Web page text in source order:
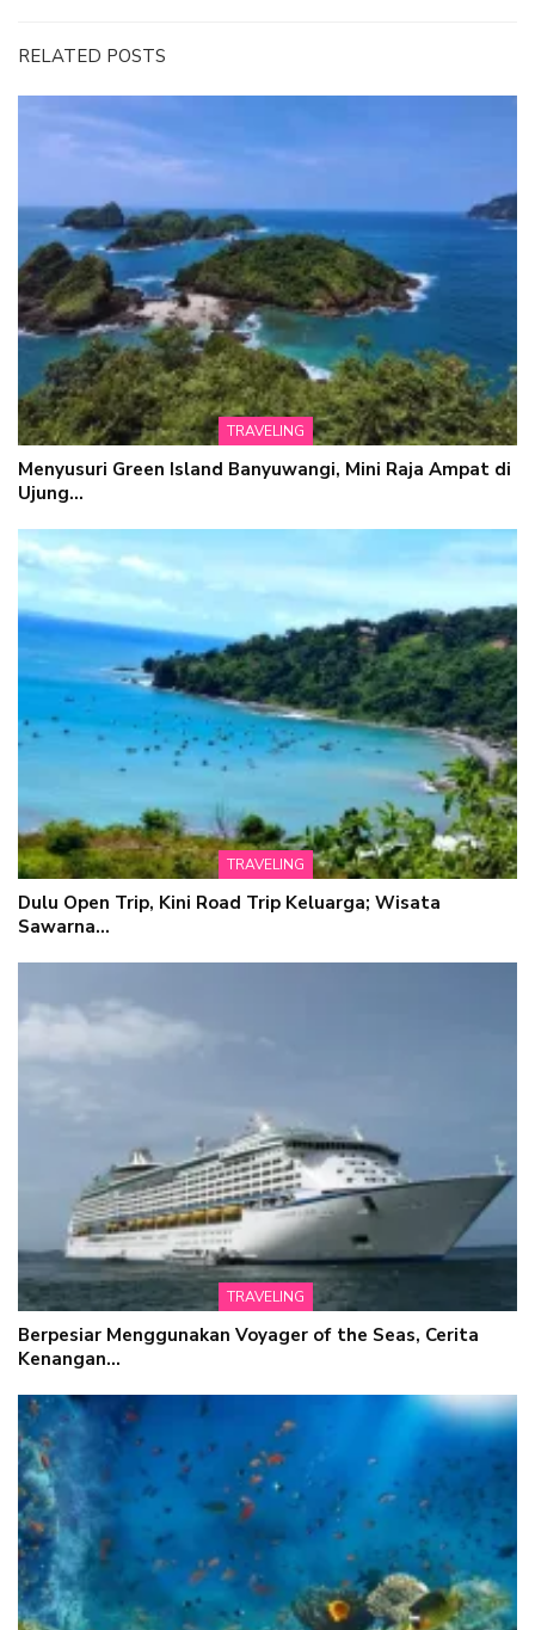
RELATED POSTS
TRAVELING
Menyusuri Green Island Banyuwangi, Mini Raja Ampat di
Ujung…
TRAVELING
Dulu Open Trip, Kini Road Trip Keluarga; Wisata
Sawarna…
TRAVELING
Berpesiar Menggunakan Voyager of the Seas, Cerita
Kenangan…